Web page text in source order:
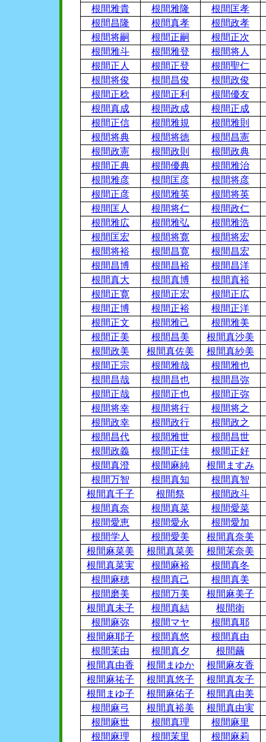
根間雅貴
根間雅隆
根間匡孝
根間昌隆
根間真孝
根間政孝
根間将嗣
根間正嗣
根間正次
根間雅斗
根間雅登
根間将人
根間正人
根間正登
根間聖仁
根間将俊
根間昌俊
根間政俊
根間正稔
根間正利
根間優友
根間真成
根間政成
根間正成
根間正信
根間雅規
根間雅則
根間将典
根間将徳
根間昌憲
根間政憲
根間政則
根間政典
根間正典
根間優典
根間雅治
根間雅彦
根間匡彦
根間将彦
根間正彦
根間雅英
根間将英
根間匡人
根間将仁
根間政仁
根間雅広
根間雅弘
根間雅浩
根間匡宏
根間将寛
根間将宏
根間将裕
根間昌寛
根間昌宏
根間昌博
根間昌裕
根間昌洋
根間真大
根間真博
根間真裕
根間正寛
根間正宏
根間正広
根間正博
根間正裕
根間正洋
根間正文
根間雅己
根間雅美
根間正美
根間昌美
根間真沙美
根間政美
根間真佐美
根間真紗美
根間正宗
根間雅哉
根間雅也
根間昌哉
根間昌也
根間昌弥
根間正哉
根間正也
根間正弥
根間将幸
根間将行
根間将之
根間政幸
根間政行
根間政之
根間昌代
根間雅世
根間昌世
根間政義
根間正佳
根間正好
根間真澄
根間麻純
根間ますみ
根間万智
根間真知
根間真智
根間真千子
根間祭
根間政斗
根間真奈
根間真菜
根間愛菜
根間愛恵
根間愛永
根間愛加
根間学人
根間愛美
根間真奈美
根間麻菜美
根間真菜美
根間茉奈美
根間真菜実
根間麻裕
根間真冬
根間麻穂
根間真己
根間真美
根間磨美
根間万美
根間麻美子
根間真未子
根間真結
根間衛
根間麻弥
根間マヤ
根間真耶
根間麻耶子
根間真悠
根間真由
根間茉由
根間真夕
根間繭
根間真由香
根間まゆか
根間麻友香
根間麻祐子
根間真悠子
根間真友子
根間まゆ子
根間麻佑子
根間真由美
根間麻弓
根間真裕美
根間真由実
根間麻世
根間真理
根間麻里
根間麻理
根間茉里
根間麻莉